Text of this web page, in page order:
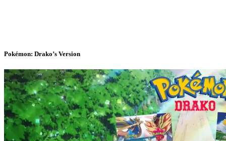
Pokémon: Drako’s Version